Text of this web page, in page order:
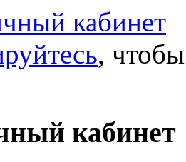
кабинет
,
кабинет